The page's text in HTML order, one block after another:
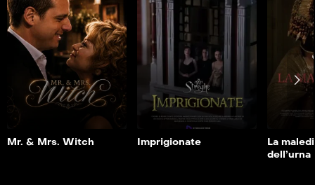
Mr. & Mrs. Witch
2K 42 min
Riproduci
Dettaglio
Mr. & Mrs. Witch
Imprigionate
2004 43min
Riproduci
Dettaglio
Imprigionate
La
dell’urna